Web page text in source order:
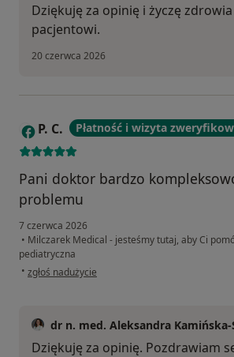
Dziękuję za opinię i życzę zdrowia
pacjentowi.
20 czerwca 2026
P P. C. Płatność i wizyta
Pani doktor bardzo
problemu
7 czerwca 2026
• Milczarek Medical - jesteśmy tutaj, aby Ci
pediatryczna
• w opinii użytkownika P. C.
zgłoś nadużycie
dr n. med. Aleksandra Kamińska-
Dziękuję za opinię. Pozdrawiam